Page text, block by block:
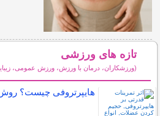
تازه های ورزشی
(ورزشکاران، درمان با ورزش، ورزش عمومی،
هایپرتروفی چیست؟ روش